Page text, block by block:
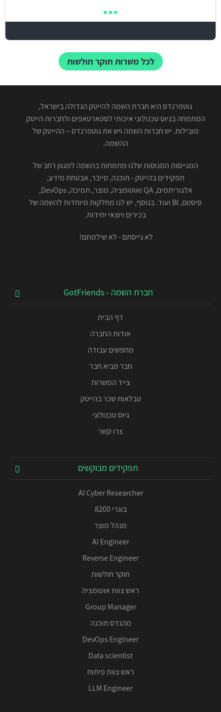
לכל משרות חוקר חולשות
גוטפרנדס היא חברת השמה להייטק הגדולה בישראל,
המתמחה בגיוס טכנולוגי איכותי לסטארטאפים ולחברות הייטק
מובילות. יש חברות השמה ויש את גוטפרנדס – ההייטק של
ההשמה.
המגייסות המנוסות שלנו מתמחות בהשמה למגוון רחב של
תפקידים בהייטק - תוכנה, סייבר, אבטחת מידע,
אלגוריתמים, QA ואוטומציה, מוצר, תמיכה, DevOps,
סיסטם, BI ועוד. בנוסף, יש לנו מחלקות מיוחדות להשמה של
בכירים ויוצאי יחידות.
לא גייסתם - לא שילמתם!
חברת השמה - GotFriends
דף הבית
אודות החברה
מחפשים עבודה
חבר מביא חבר
צייד המשרות
טבלאות שכר בהייטק
גיוס טכנולוגי
צרו קשר
תפקידים מבוקשים
AI Cyber Researcher
בוגרי 8200
מנהל מוצר
AI Engineer
Reverse Engineer
חוקר חולשות
ראש צוות אוטומציה
Group Manager
מהנדס תוכנה
DevOps Engineer
Data scientist
ראש צוות פיתוח
LLM Engineer